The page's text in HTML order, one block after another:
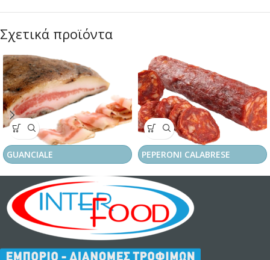
Σχετικά προϊόντα
GUANCIALE PEPERONI CALABRESE